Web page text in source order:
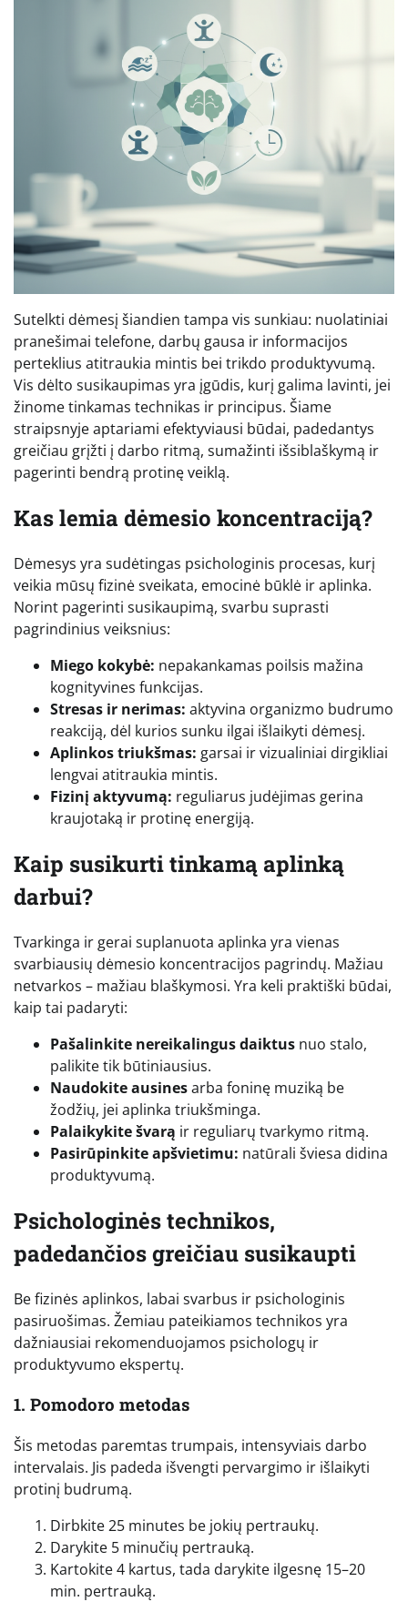
Sutelkti dėmesį šiandien tampa vis sunkiau: nuolatiniai
pranešimai telefone, darbų gausa ir informacijos
perteklius atitraukia mintis bei trikdo produktyvumą.
Vis dėlto susikaupimas yra įgūdis, kurį galima lavinti, jei
žinome tinkamas technikas ir principus. Šiame
straipsnyje aptariami efektyviausi būdai, padedantys
greičiau grįžti į darbo ritmą, sumažinti išsiblaškymą ir
pagerinti bendrą protinę veiklą.
Kas lemia dėmesio koncentraciją?
Dėmesys yra sudėtingas psichologinis procesas, kurį
veikia mūsų fizinė sveikata, emocinė būklė ir aplinka.
Norint pagerinti susikaupimą, svarbu suprasti
pagrindinius veiksnius:
Miego kokybė: nepakankamas poilsis mažina
kognityvines funkcijas.
Stresas ir nerimas: aktyvina organizmo budrumo
reakciją, dėl kurios sunku ilgai išlaikyti dėmesį.
Aplinkos triukšmas: garsai ir vizualiniai dirgikliai
lengvai atitraukia mintis.
Fizinį aktyvumą: reguliarus judėjimas gerina
kraujotaką ir protinę energiją.
Kaip susikurti tinkamą aplinką
darbui?
Tvarkinga ir gerai suplanuota aplinka yra vienas
svarbiausių dėmesio koncentracijos pagrindų. Mažiau
netvarkos – mažiau blaškymosi. Yra keli praktiški būdai,
kaip tai padaryti:
Pašalinkite nereikalingus daiktus nuo stalo,
palikite tik būtiniausius.
Naudokite ausinesarba foninę muziką be
žodžių, jei aplinka triukšminga.
Palaikykite švarą ir reguliarų tvarkymo ritmą.
Pasirūpinkite apšvietimu: natūrali šviesa didina
produktyvumą.
Psichologinės technikos,
padedančios greičiau susikaupti
Be fizinės aplinkos, labai svarbus ir psichologinis
pasiruošimas. Žemiau pateikiamos technikos yra
dažniausiai rekomenduojamos psichologų ir
produktyvumo ekspertų.
1. Pomodoro metodas
Šis metodas paremtas trumpais, intensyviais darbo
intervalais. Jis padeda išvengti pervargimo ir išlaikyti
protinį budrumą.
Dirbkite 25 minutes be jokių pertraukų.
Darykite 5 minučių pertrauką.
Kartokite 4 kartus, tada darykite ilgesnę 15–20
min. pertrauką.